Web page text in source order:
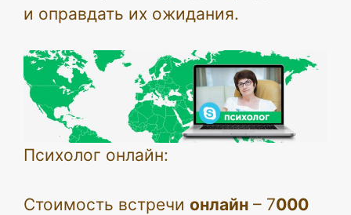
и оправдать их ожидания.
Психолог онлайн:
Стоимость встречи онлайн – 7000